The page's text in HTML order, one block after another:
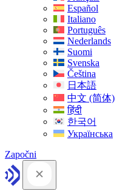
Español
Italiano
Português
Nederlands
Suomi
Svenska
Čeština
日本語
中文 (简体)
हिंदी
한국어
Українська
Započni